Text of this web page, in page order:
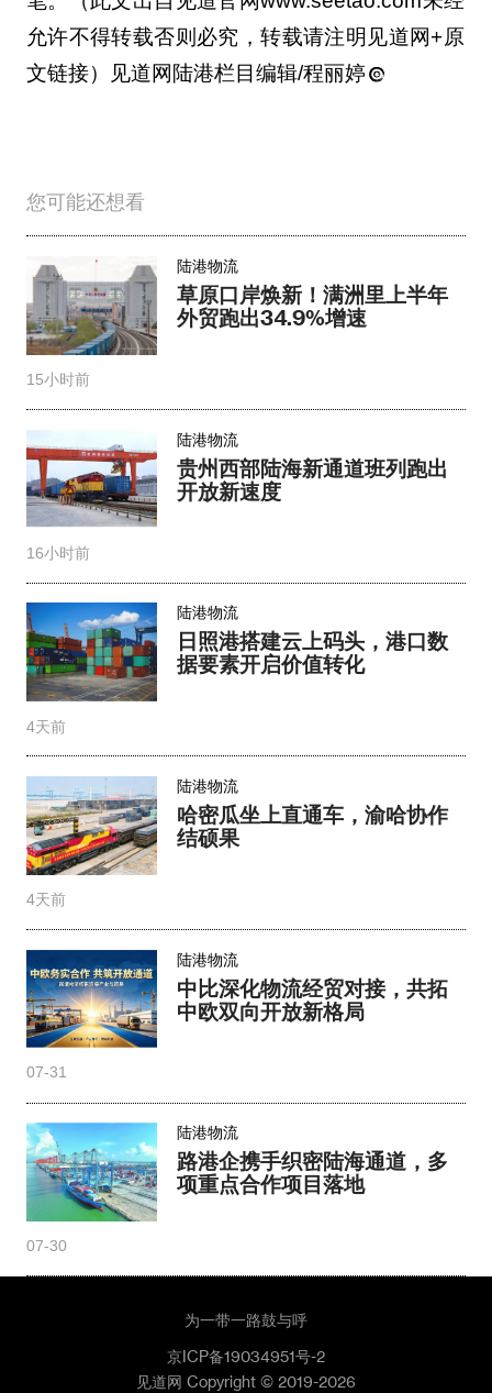
允许不得转载否则必究，转载请注明见道网+原
文链接）见道网陆港栏目编辑/程丽婷
您可能还想看
陆港物流
草原口岸焕新！满洲里上半年
外贸跑出34.9%增速
15小时前
陆港物流
贵州西部陆海新通道班列跑出
开放新速度
16小时前
陆港物流
日照港搭建云上码头，港口数
据要素开启价值转化
4天前
陆港物流
哈密瓜坐上直通车，渝哈协作
结硕果
4天前
陆港物流
中比深化物流经贸对接，共拓
中欧双向开放新格局
07-31
陆港物流
路港企携手织密陆海通道，多
项重点合作项目落地
07-30
为一带一路鼓与呼
京ICP备19034951号-2
见道网 Copyright © 2019-2026